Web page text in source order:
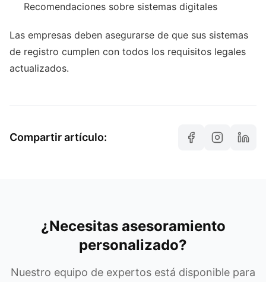
Recomendaciones sobre sistemas digitales
Las empresas deben asegurarse de que sus sistemas
de registro cumplen con todos los requisitos legales
actualizados.
Compartir artículo:
¿Necesitas asesoramiento
personalizado?
Nuestro equipo de expertos está disponible para